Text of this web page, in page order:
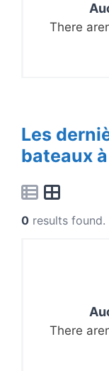
There
Les
bateaux
0 results found.
There